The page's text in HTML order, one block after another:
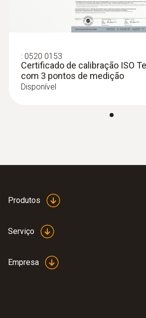
: 0520 0153
Certificado de calibração ISO
com 3 pontos de medição
Disponível
Produtos
Serviço
Empresa